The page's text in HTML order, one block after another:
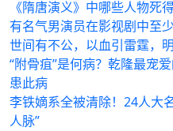
《隋唐演义》中哪些人物死
有名气男演员在影视剧中至
世间有不公，以血引雷霆，
“附骨疽”是何病？乾隆最宠
患此病
李铁嫡系全被清除！24人大
人脉”